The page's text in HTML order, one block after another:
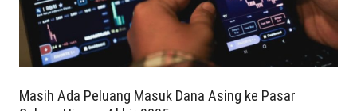
Masih Ada Peluang Masuk Dana Asing ke Pasar
Pasar
Saham
Hingga
Akhir
2025